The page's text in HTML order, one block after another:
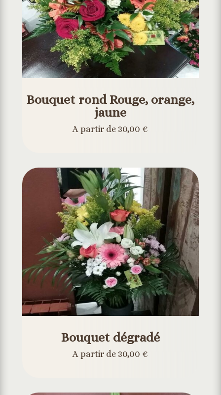
Bouquet rond Rouge, orange,
jaune
A partir de 30,00 €
Bouquet dégradé
A partir de 30,00 €